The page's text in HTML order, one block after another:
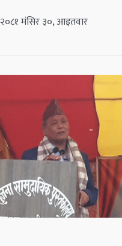
२०८१ मंसिर ३०, आइतवार